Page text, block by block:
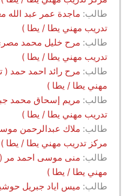
طالب:
تدريب مهني يطا / يطا )
طالب:
تدريب مهني يطا / يطا )
طالب:
مهني يطا / يطا )
طالب:
تدريب مهني يطا / يطا )
طالب:
مركز تدريب مهني يطا / يطا )
طالب:
مهني يطا / يطا )
طالب: